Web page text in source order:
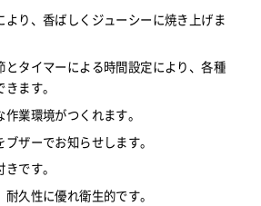
り、香ばしくジューシーに焼き上げま
タイマーによる時間設定により、各種
ます。
業環境がつくれます。
ザーでお知らせします。
です。
久性に優れ衛生的です。